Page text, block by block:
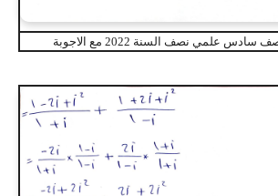
علمي نصف السنة 2022 مع الاجوبة